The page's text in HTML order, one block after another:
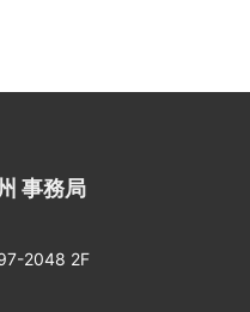
事務局
2048 2F